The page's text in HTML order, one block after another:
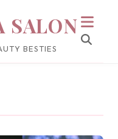
SALON
BESTIES